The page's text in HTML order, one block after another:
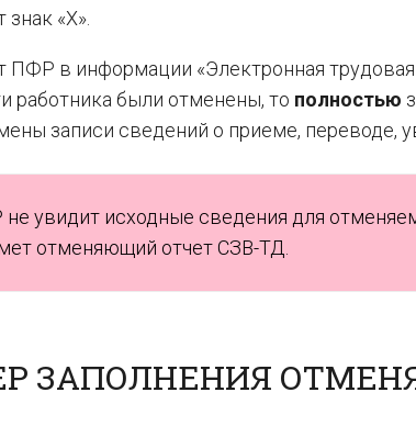
«X».
ПФР в информации «Электронная
работника были отменены, то полностью
записи сведений о приеме, переводе,
увидит исходные сведения для
отменяющий отчет СЗВ-ТД.
ЗАПОЛНЕНИЯ